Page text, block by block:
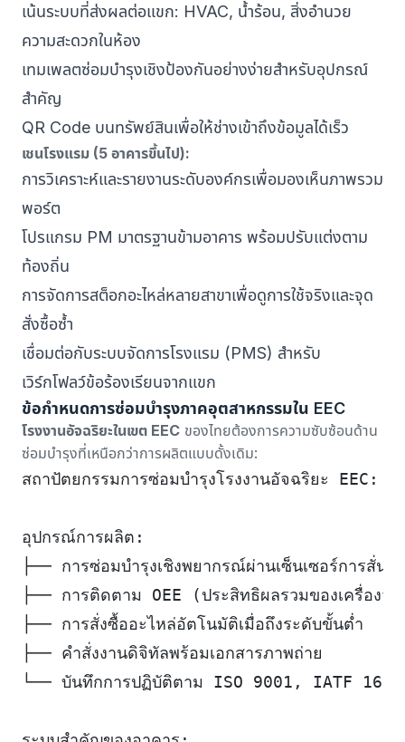
เน้นระบบที่ส่งผลต่อแขก: HVAC, น้ำร้อน, สิ่งอำนวย
ความสะดวกในห้อง
เทมเพลตซ่อมบำรุงเชิงป้องกันอย่างง่ายสำหรับอุปกรณ์
สำคัญ
QR Code บนทรัพย์สินเพื่อให้ช่างเข้าถึงข้อมูลได้เร็ว
เชนโรงแรม (5 อาคารขึ้นไป):
การวิเคราะห์และรายงานระดับองค์กรเพื่อมองเห็นภาพรวม
พอร์ต
โปรแกรม PM มาตรฐานข้ามอาคาร พร้อมปรับแต่งตาม
ท้องถิ่น
การจัดการสต็อกอะไหล่หลายสาขาเพื่อดูการใช้จริงและจุด
สั่งซื้อซ้ำ
เชื่อมต่อกับระบบจัดการโรงแรม (PMS) สำหรับ
เวิร์กโฟลว์ข้อร้องเรียนจากแขก
ข้อกำหนดการซ่อมบำรุงภาคอุตสาหกรรมใน EEC
โรงงานอัจฉริยะในเขต EEC ของไทยต้องการความซับซ้อนด้าน
ซ่อมบำรุงที่เหนือกว่าการผลิตแบบดั้งเดิม:
สถาปัตยกรรมการซ่อมบำรุงโรงงานอัจฉริยะ EEC:
อุปกรณ์การผลิต:
├── การซ่อมบำรุงเชิงพยากรณ์ผ่านเซ็นเซอร์การสั่น
├── การติดตาม OEE (ประสิทธิผลรวมของเครื่องจั
├── การสั่งซื้ออะไหล่อัตโนมัติเมื่อถึงระดับขั้นต่ำ
├── คำสั่งงานดิจิทัลพร้อมเอกสารภาพถ่าย
└── บันทึกการปฏิบัติตาม ISO 9001, IATF